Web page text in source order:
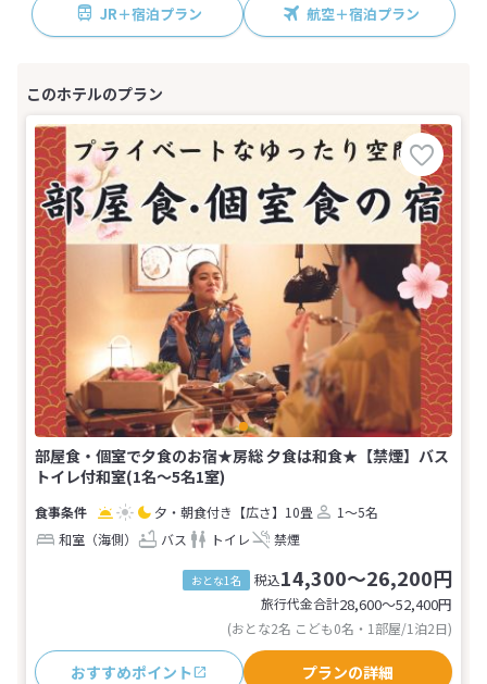
JR＋宿泊プラン 航空＋宿泊プラン
部屋食・個室で夕食のお宿★房総 夕食は和食★【禁煙】バス
トイレ付和室(1名～5名1室)
夕・朝食付き 【広さ】10畳
1～5名
和室（海側）
バス トイレ 禁煙
おとな1名 税込14,300～26,200円
旅行代金合計28,600〜52,400円
(おとな2名 こども0名・1部屋/1泊2日)
おすすめポイント プランの詳細